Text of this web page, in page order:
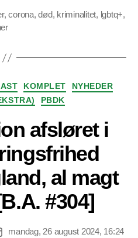
,corona,død, kriminalitet, lgbtq+,
Kategorier
KOMPLET
NYHEDER
PBDK
afsløret i
al magt
#304]
mandag, 26 august 2024, 16:24